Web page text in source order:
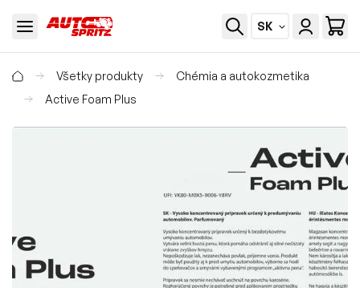
SK
Všetky produkty
Chémia a autokozmetika
Active Foam Plus